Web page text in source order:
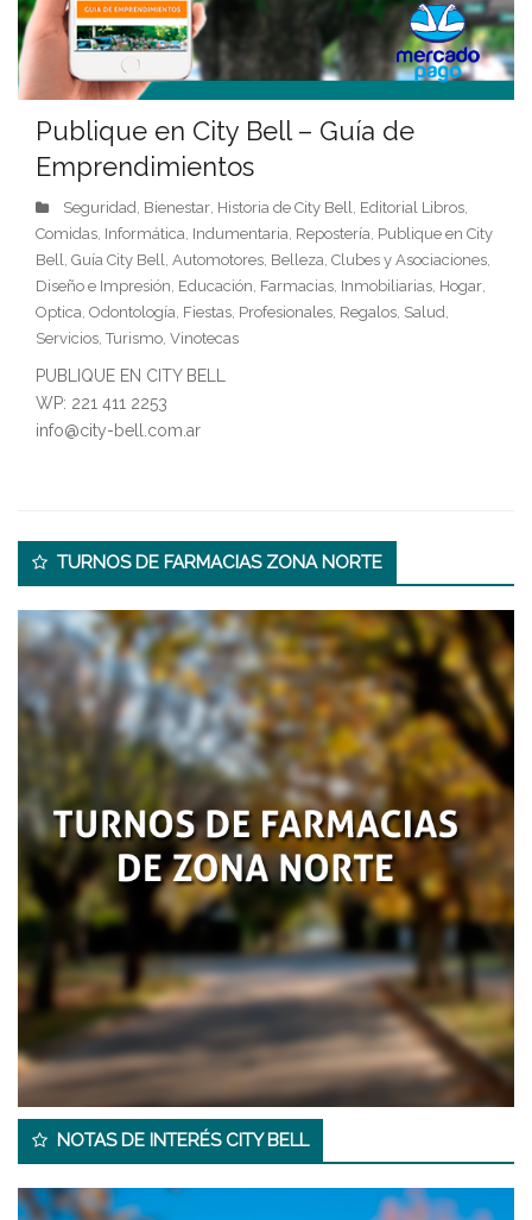
Publique en City Bell – Guía de
Emprendimientos
Seguridad , Bienestar, Historia de City Bell , Editorial Libros,
Comidas, Informática, Indumentaria, Repostería, Publique en City
Bell
, Guía City Bell , Automotores, Belleza, Clubes y Asociaciones,
Diseño e Impresión, Educación, Farmacias, Inmobiliarias, Hogar,
Optica, Odontología, Fiestas, Profesionales, Regalos, Salud ,
Servicios,Turismo, Vinotecas
PUBLIQUE EN CITY BELL
WP: 221 411 2253
info@city-bell.com.ar
Secondary
Sidebar
TURNOS DE FARMACIAS ZONA NORTE
NOTAS DE INTERÉS CITY BELL